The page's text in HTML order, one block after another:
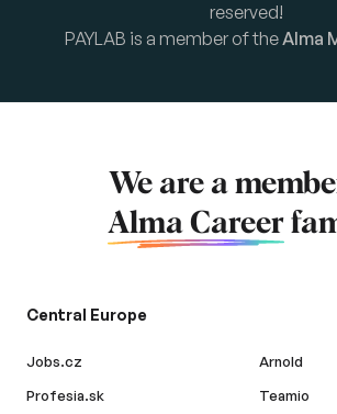
reserved!
PAYLAB is a member of theAlma
We are a
Alma Career
Central Europe
Jobs.cz
Profesia.sk
Arnold
Teamio